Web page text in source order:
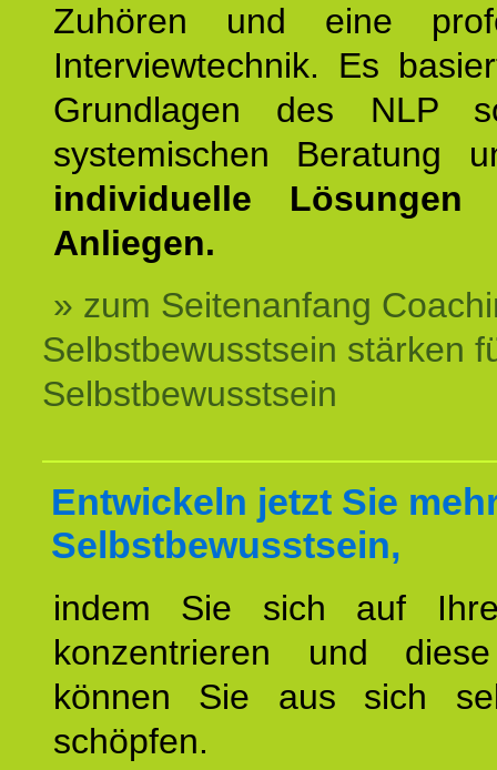
Zuhören und eine
Interviewtechnik. Es
Grundlagen des NLP
systemischen Beratung
individuelle
Anliegen.
» zum Seitenanfang
Selbstbewusstsein stärken
Selbstbewusstsein
Entwickeln jetzt Sie
Selbstbewusstsein,
indem Sie sich auf
konzentrieren und
können Sie aus sich
schöpfen.